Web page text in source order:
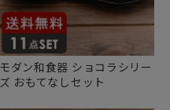
モダン和食器 ショコラシリー
ズ おもてなしセット